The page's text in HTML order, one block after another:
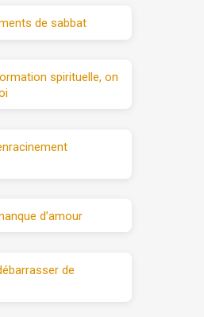
de sabbat
spirituelle, on
d’amour
de